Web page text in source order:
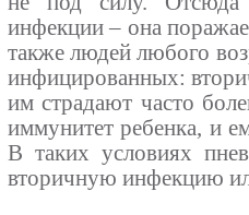
инфекции – она
также людей любого
инфицированных:
им страдают часто
иммунитет ребенка, и
В таких условиях
вторичную инфекцию